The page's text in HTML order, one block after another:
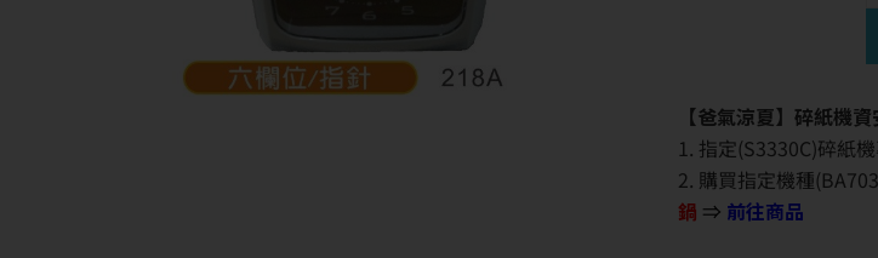
【爸氣涼夏】碎紙機
1. 指定(S3330C)碎紙
2. 購買指定機種
鍋 ⇒ 前往商品